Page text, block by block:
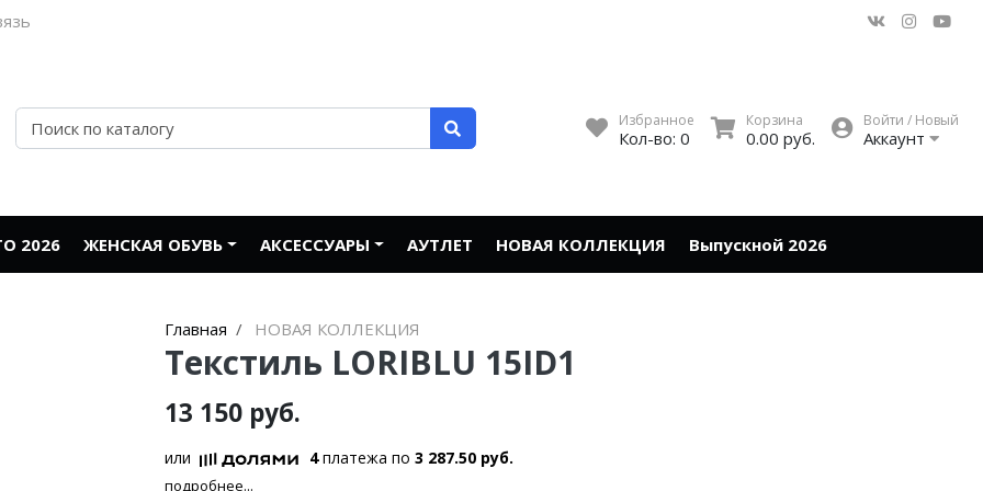
Избранное
Кол-во: 0
Корзина
0.00 руб.
Войти / Новый
Аккаунт
2026 ЖЕНСКАЯ ОБУВЬ АКСЕССУАРЫ АУТЛЕТ НОВАЯ КОЛЛЕКЦИЯ Выпускной 2026
Главная НОВАЯ КОЛЛЕКЦИЯ
Текстиль LORIBLU 15ID1
13 150 руб.
или 4платежа по3 287.50 руб.
подробнее...